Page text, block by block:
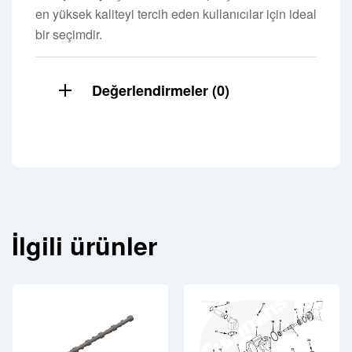
en yüksek kaliteyi tercih eden kullanıcılar için ideal
bir seçimdir.
Değerlendirmeler (0)
İlgili ürünler